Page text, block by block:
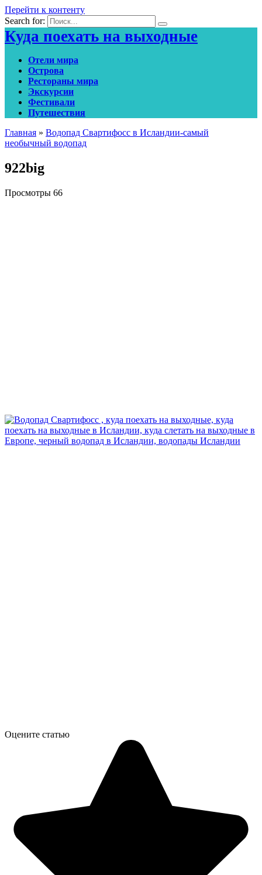
Перейти к контенту
Search for:
Куда поехать на выходные
Отели мира
Острова
Рестораны мира
Экскурсии
Фестивали
Путешествия
Главная » Водопад Свартифосс в Исландии-самый
необычный водопад
922big
Просмотры 66
Оцените статью